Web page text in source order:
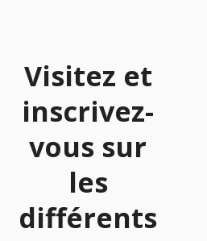
Visitez et
inscrivez-
vous sur
les
différents